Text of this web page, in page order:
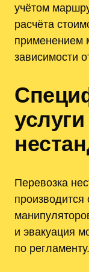
учётом
расчёта
применением
зависимости
Перевозка
и эвакуация
по регламенту.